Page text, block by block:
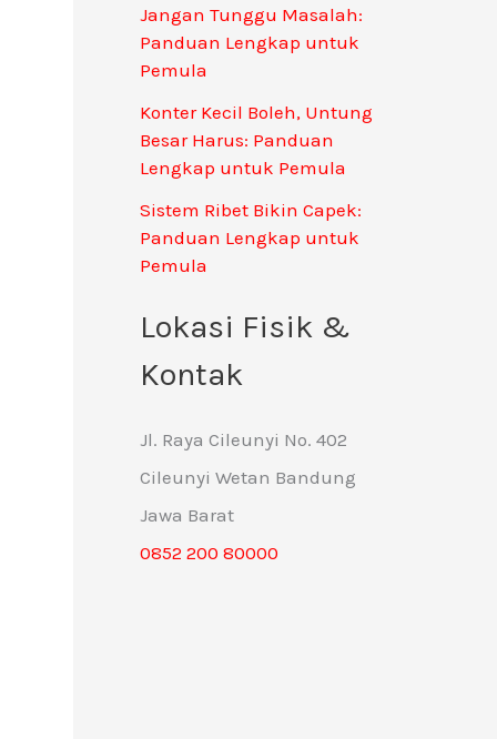
Jangan Tunggu Masalah:
Panduan Lengkap untuk
Pemula
Konter Kecil Boleh, Untung
Besar Harus: Panduan
Lengkap untuk Pemula
Sistem Ribet Bikin Capek:
Panduan Lengkap untuk
Pemula
Lokasi Fisik &
Kontak
Jl. Raya Cileunyi No. 402
Cileunyi Wetan Bandung
Jawa Barat
0852 200 80000